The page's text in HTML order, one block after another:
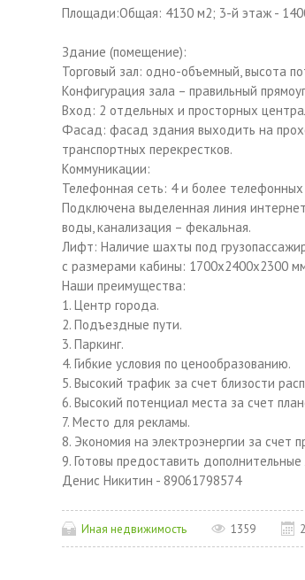
Площади:Общая: 4130 м2; 3-й этаж -
Здание (помещение):
Торговый зал: одно-объемный, высота
Конфигурация зала – правильный
Вход: 2 отдельных и просторных
Фасад: фасад здания выходить на
транспортных перекрестков.
Коммуникации:
Телефонная сеть: 4 и более телефонных
Подключена выделенная линия
воды, канализация – фекальная.
Лифт: Наличие шахты под
с размерами кабины: 1700х2400х2300
Наши преимущества:
1. Центр города.
2. Подъездные пути.
3. Паркинг.
4. Гибкие условия по ценообразованию.
5. Высокий трафик за счет близости
6. Высокий потенциал места за счет
7. Место для рекламы.
8. Экономия на электроэнергии за счет
9. Готовы предоставить
Денис Никитин - 89061798574
Иная недвижимость 1359